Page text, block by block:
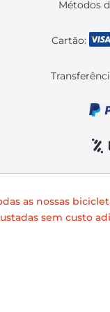
Métodos
Cartão:
as nossas
sem custo